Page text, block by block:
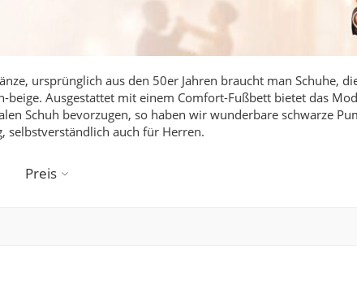
ursprünglich aus den 50er Jahren braucht man Schuhe,
beige. Ausgestattet mit einem Comfort-Fußbett bietet das
Schuh bevorzugen, so haben wir wunderbare schwarze
selbstverständlich auch für Herren.
Preis